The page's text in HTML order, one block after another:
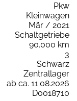
Pkw
Kleinwagen
Mär / 2021
Schaltgetriebe
90.000 km
3
Schwarz
Zentrallager
ab ca. 11.08.2026
D0018710